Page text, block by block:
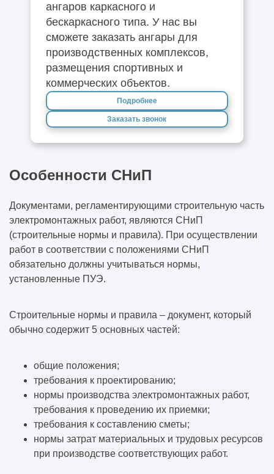
ангаров каркасного и
бескаркасного типа. У нас вы
сможете заказать ангары для
производственных комплексов,
размещения спортивных и
коммерческих объектов.
Подробнее
Заказать звонок
Особенности СНиП
Документами, регламентирующими строительную часть
электромонтажных работ, являются СНиП
(строительные нормы и правила). При осуществлении
работ в соответствии с положениями СНиП
обязательно должны учитываться нормы,
установленные ПУЭ.
Строительные нормы и правила – документ, который
обычно содержит 5 основных частей:
общие положения;
требования к проектированию;
нормы производства электромонтажных работ,
требования к проведению их приемки;
требования к составлению сметы;
нормы затрат материальных и трудовых ресурсов
при производстве соответствующих работ.